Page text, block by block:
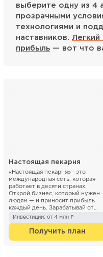
выберите одну из 4
прозрачными
технологиями и
наставников.
прибыль — вот что
Настоящая пекарня
«Настоящая пекарня» - это
международная сеть, которая
работает в десяти странах.
Открой бизнес, который нужен
людям — и приносит прибыль
каждый день. Зарабатывай от
300 000 р. с п...
Инвестиции: от 4 млн ₽
Получить план